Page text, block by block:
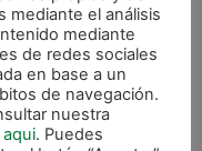
mediante el análisis
mediante
de redes sociales
en base a un
de navegación.
nuestra
. Puedes